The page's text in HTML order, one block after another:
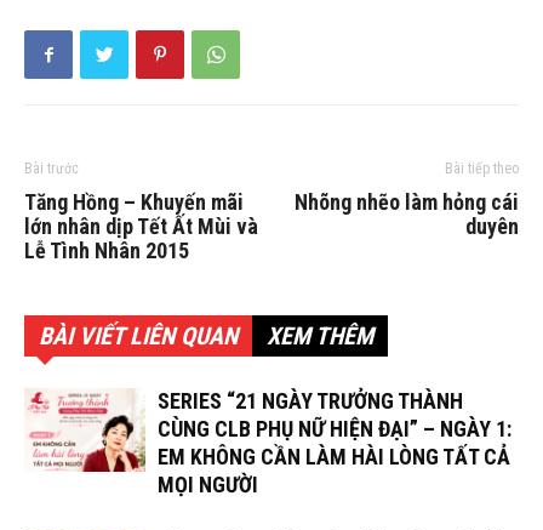
Bài trước
Tăng Hồng – Khuyến mãi
lớn nhân dịp Tết Ất Mùi và
Lễ Tình Nhân 2015
Bài tiếp theo
Nhõng nhẽo làm hỏng cái
duyên
BÀI VIẾT LIÊN QUAN XEM THÊM
SERIES “21 NGÀY TRƯỞNG THÀNH
CÙNG CLB PHỤ NỮ HIỆN ĐẠI” – NGÀY 1:
EM KHÔNG CẦN LÀM HÀI LÒNG TẤT CẢ
MỌI NGƯỜI